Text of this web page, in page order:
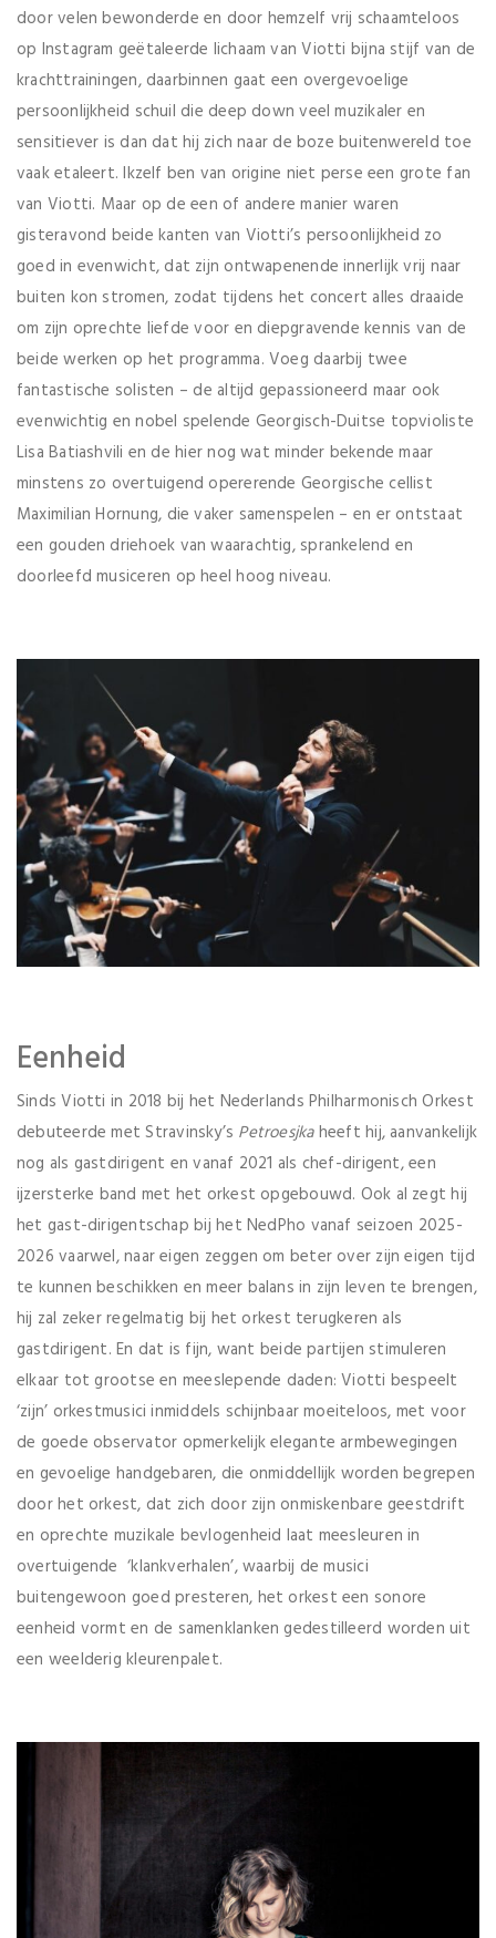
door velen bewonderde en door hemzelf vrij schaamteloos
op Instagram geëtaleerde lichaam van Viotti bijna stijf van de
krachttrainingen, daarbinnen gaat een overgevoelige
persoonlijkheid schuil die deep down veel muzikaler en
sensitiever is dan dat hij zich naar de boze buitenwereld toe
vaak etaleert. Ikzelf ben van origine niet perse een grote fan
van Viotti. Maar op de een of andere manier waren
gisteravond beide kanten van Viotti’s persoonlijkheid zo
goed in evenwicht, dat zijn ontwapenende innerlijk vrij naar
buiten kon stromen, zodat tijdens het concert alles draaide
om zijn oprechte liefde voor en diepgravende kennis van de
beide werken op het programma. Voeg daarbij twee
fantastische solisten – de altijd gepassioneerd maar ook
evenwichtig en nobel spelende Georgisch-Duitse topvioliste
Lisa Batiashvili en de hier nog wat minder bekende maar
minstens zo overtuigend opererende Georgische cellist
Maximilian Hornung, die vaker samenspelen – en er ontstaat
een gouden driehoek van waarachtig, sprankelend en
doorleefd musiceren op heel hoog niveau.
Eenheid
Sinds Viotti in 2018 bij het Nederlands Philharmonisch Orkest
debuteerde met Stravinsky’s Petroesjkaheeft hij, aanvankelijk
nog als gastdirigent en vanaf 2021 als chef-dirigent, een
ijzersterke band met het orkest opgebouwd. Ook al zegt hij
het gast-dirigentschap bij het NedPho vanaf seizoen 2025-
2026 vaarwel, naar eigen zeggen om beter over zijn eigen tijd
te kunnen beschikken en meer balans in zijn leven te brengen,
hij zal zeker regelmatig bij het orkest terugkeren als
gastdirigent. En dat is fijn, want beide partijen stimuleren
elkaar tot grootse en meeslepende daden: Viotti bespeelt
‘zijn’ orkestmusici inmiddels schijnbaar moeiteloos, met voor
de goede observator opmerkelijk elegante armbewegingen
en gevoelige handgebaren, die onmiddellijk worden begrepen
door het orkest, dat zich door zijn onmiskenbare geestdrift
en oprechte muzikale bevlogenheid laat meesleuren in
overtuigende ‘klankverhalen’, waarbij de musici
buitengewoon goed presteren, het orkest een sonore
eenheid vormt en de samenklanken gedestilleerd worden uit
een weelderig kleurenpalet.